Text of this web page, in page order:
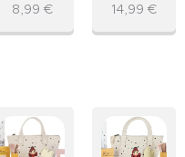
8,99 € 14,99 €